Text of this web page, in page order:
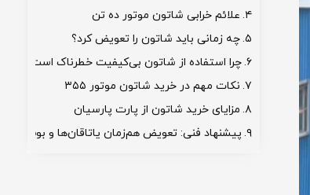
علائم خرابی شاتون موتور ده تن
چه زمانی باید شاتون را تعویض کرد؟
چرا استفاده از شاتون بی‌کیفیت خطرناک است؟
نکات مهم در خرید شاتون موتور ۳۵۵
مزایای خرید شاتون از پارت پارسیان
پیشنهاد فنی: تعویض هم‌زمان یاتاقان‌ها و بوش